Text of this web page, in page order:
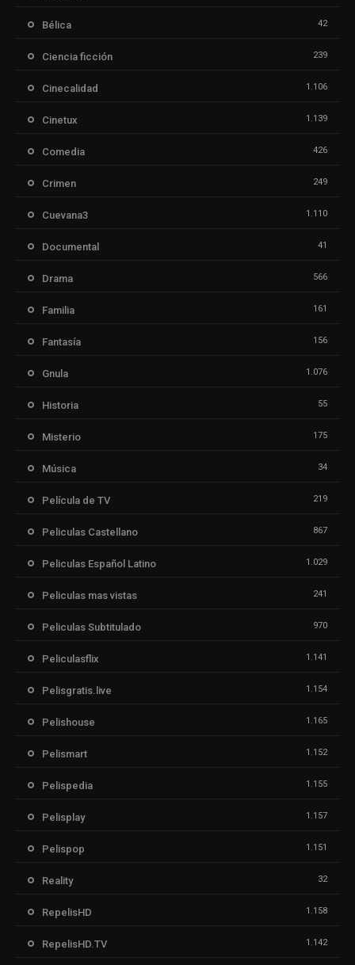
Bélica 42
Ciencia ficción 239
Cinecalidad 1.106
Cinetux 1.139
Comedia 426
Crimen 249
Cuevana3 1.110
Documental 41
Drama 566
Familia 161
Fantasía 156
Gnula 1.076
Historia 55
Misterio 175
Música 34
Película de TV 219
Peliculas Castellano 867
Peliculas Español Latino 1.029
Peliculas mas vistas 241
Peliculas Subtitulado 970
Peliculasflix 1.141
Pelisgratis.live 1.154
Pelishouse 1.165
Pelismart 1.152
Pelispedia 1.155
Pelisplay 1.157
Pelispop 1.151
Reality 32
RepelisHD 1.158
RepelisHD.TV 1.142